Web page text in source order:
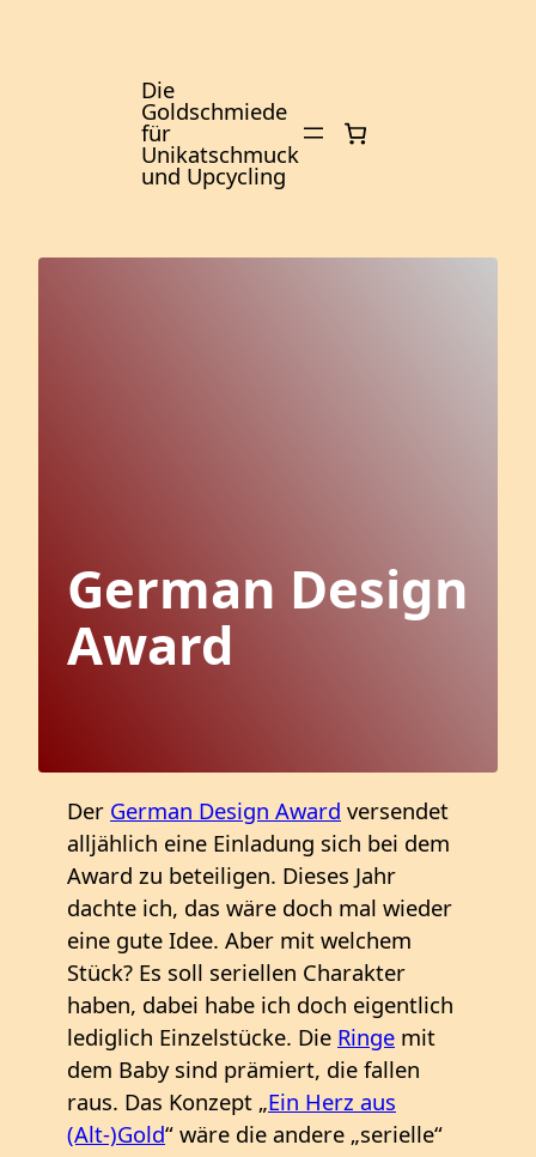
Die
Goldschmiede
für
Unikatschmuck
und Upcycling
German Design
Award
Der German Design Award versendet
alljählich eine Einladung sich bei dem
Award zu beteiligen. Dieses Jahr
dachte ich, das wäre doch mal wieder
eine gute Idee. Aber mit welchem
Stück? Es soll seriellen Charakter
haben, dabei habe ich doch eigentlich
lediglich Einzelstücke. Die Ringe mit
dem Baby sind prämiert, die fallen
raus. Das Konzept „Ein Herz aus
(Alt-)Gold“ wäre die andere „serielle“